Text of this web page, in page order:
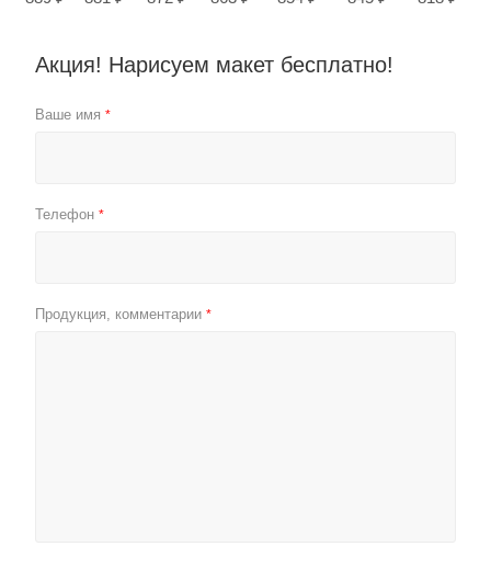
Акция! Нарисуем макет бесплатно!
Ваше имя *
Телефон *
Продукция, комментарии *